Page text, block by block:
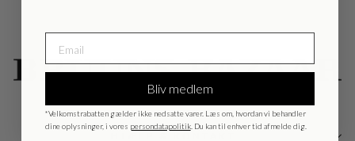
Bliv medlem
*Velkomstrabatten gælder ikke nedsatte varer. Læs om, hvordan vi behandler
dine oplysninger, i vores persondatapolitik. Du kan til enhver tid afmelde dig.